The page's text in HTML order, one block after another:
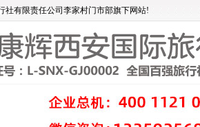
社有限责任公司李家村门市部旗下网站!